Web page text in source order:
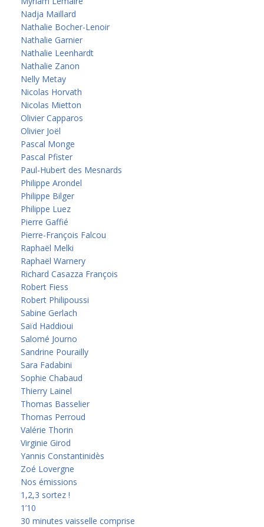
Nadja Maillard
Nathalie Bocher-Lenoir
Nathalie Garnier
Nathalie Leenhardt
Nathalie Zanon
Nelly Metay
Nicolas Horvath
Nicolas Mietton
Olivier Capparos
Olivier Joël
Pascal Monge
Pascal Pfister
Paul-Hubert des Mesnards
Philippe Arondel
Philippe Bilger
Philippe Luez
Pierre Gaffié
Pierre-François Falcou
Raphaël Melki
Raphaël Warnery
Richard Casazza François
Robert Fiess
Robert Philipoussi
Sabine Gerlach
Saïd Haddioui
Salomé Journo
Sandrine Pourailly
Sara Fadabini
Sophie Chabaud
Thierry Lainel
Thomas Basselier
Thomas Perroud
Valérie Thorin
Virginie Girod
Yannis Constantinidès
Zoé Lovergne
Nos émissions
1,2,3 sortez !
1’10
30 minutes vaisselle comprise